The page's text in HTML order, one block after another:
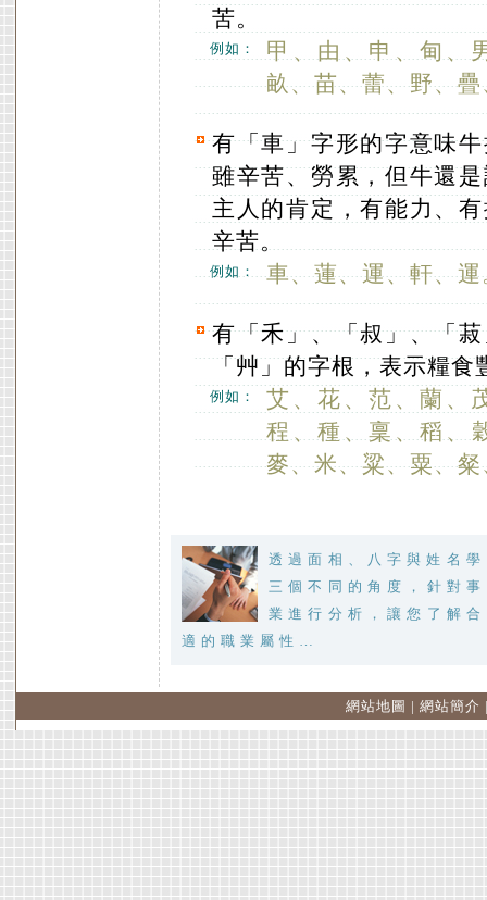
苦。
例如：
甲、由、申、甸、
畝、苗、蕾、野、
有「車」字形的字意味
雖辛苦、勞累，但牛還
主人的肯定，有能力、
辛苦。
例如： 車、蓮、運、軒、運
有「禾」、「叔」、「
「艸」的字根，表示糧食
例如：
艾、花、范、蘭、
程、種、稟、稻、
麥、米、粱、粟、
透過面相、八字與姓名學
三個不同的角度，針對事
業進行分析，讓您了解合
適的職業屬性…
網站地圖 | 網站簡介